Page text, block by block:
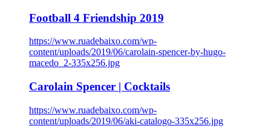
Football 4 Friendship 2019
https://www.ruadebaixo.com/wp-
content/uploads/2019/06/carolain-spencer-by-hugo-
macedo_2-335x256.jpg
Carolain Spencer | Cocktails
https://www.ruadebaixo.com/wp-
content/uploads/2019/06/aki-catalogo-335x256.jpg